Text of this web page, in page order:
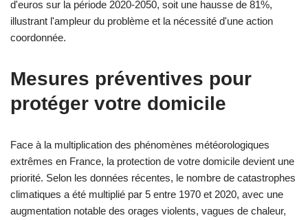
d'euros sur la période 2020-2050, soit une hausse de 81%,
illustrant l'ampleur du problème et la nécessité d'une action
coordonnée.
Mesures préventives pour
protéger votre domicile
Face à la multiplication des phénomènes météorologiques
extrêmes en France, la protection de votre domicile devient une
priorité. Selon les données récentes, le nombre de catastrophes
climatiques a été multiplié par 5 entre 1970 et 2020, avec une
augmentation notable des orages violents, vagues de chaleur,